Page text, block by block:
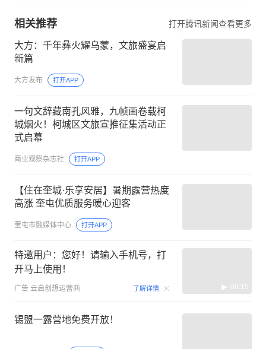
相关推荐 打开腾讯新闻查看更多
大方：千年彝火耀乌蒙，文旅盛宴启
新篇
大方发布 打开APP
一句文辞藏南孔风雅，九帧画卷载柯
城烟火！柯城区文旅宣推征集活动正
式启幕
商业观察杂志社 打开APP
【住在奎城·乐享安居】暑期露营热度
高涨 奎屯优质服务暖心迎客
奎屯市融媒体中心 打开APP
特邀用户：您好！请输入手机号，打
开马上使用！
广告 云启创想运营商 了解详情 00:15
锡盟一露营地免费开放！